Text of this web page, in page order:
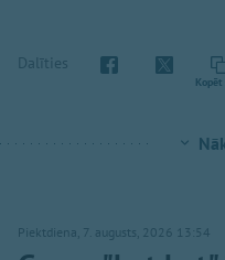
Dalīties
Piektdiena, 7. augusts, 2026 13:54